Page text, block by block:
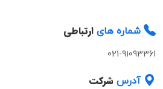
شماره های ارتباطی
021-91093361
آدرس شرکت